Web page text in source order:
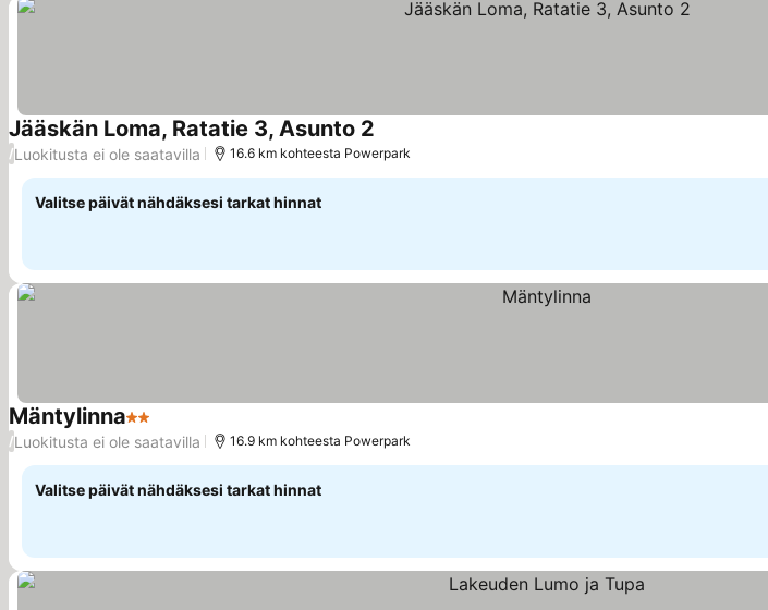
Jääskän Loma, Ratatie 3, Asunto 2
/Luokitusta ei ole saatavilla 16.6 km kohteesta Powerpark
Valitse päivät nähdäksesi tarkat hinnat
Mäntylinna2 Tähtiluokitus
/Luokitusta ei ole saatavilla 16.9 km kohteesta Powerpark
Valitse päivät nähdäksesi tarkat hinnat